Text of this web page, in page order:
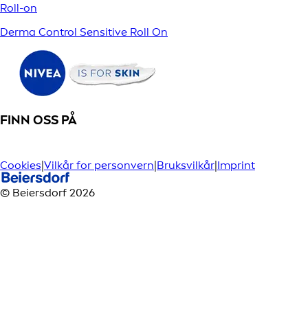
Roll-on
Derma Control Sensitive Roll On
FINN OSS PÅ
Cookies|Vilkår for personvern|Bruksvilkår|Imprint
© Beiersdorf 2026